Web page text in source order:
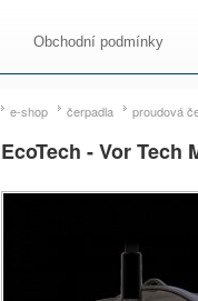
Obchodní podmínky
e-shop čerpadla proudová
EcoTech - Vor Tech